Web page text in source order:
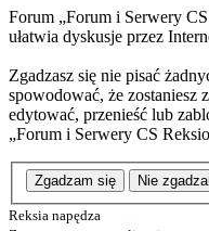
Forum „Forum i Serwery
ułatwia dyskusje przez
Zgadzasz się nie pisać
spowodować, że zostaniesz
edytować, przenieść lub
„Forum i Serwery CS
Zgadzam się Nie
Reksia napędza